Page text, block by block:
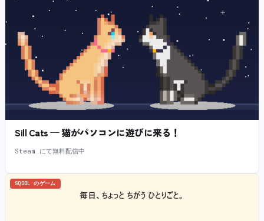
Sill Cats — 猫がパソコンに遊びに来る！
Steam にて無料配信中
SQOOL のゲーム